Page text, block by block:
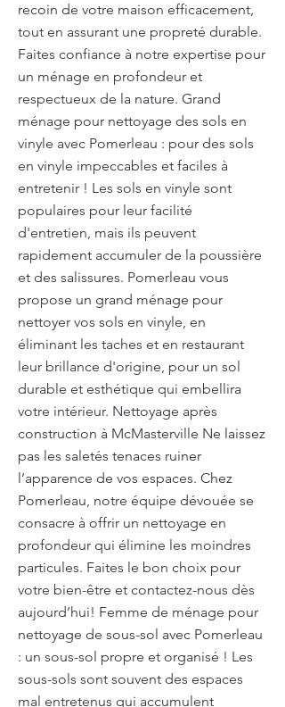
recoin de votre maison efficacement,
tout en assurant une propreté durable.
Faites confiance à notre expertise pour
un ménage en profondeur et
respectueux de la nature. Grand
ménage pour nettoyage des sols en
vinyle avec Pomerleau : pour des sols
en vinyle impeccables et faciles à
entretenir ! Les sols en vinyle sont
populaires pour leur facilité
d'entretien, mais ils peuvent
rapidement accumuler de la poussière
et des salissures. Pomerleau vous
propose un grand ménage pour
nettoyer vos sols en vinyle, en
éliminant les taches et en restaurant
leur brillance d'origine, pour un sol
durable et esthétique qui embellira
votre intérieur. Nettoyage après
construction à McMasterville Ne laissez
pas les saletés tenaces ruiner
l’apparence de vos espaces. Chez
Pomerleau, notre équipe dévouée se
consacre à offrir un nettoyage en
profondeur qui élimine les moindres
particules. Faites le bon choix pour
votre bien-être et contactez-nous dès
aujourd’hui! Femme de ménage pour
nettoyage de sous-sol avec Pomerleau
: un sous-sol propre et organisé ! Les
sous-sols sont souvent des espaces
mal entretenus qui accumulent